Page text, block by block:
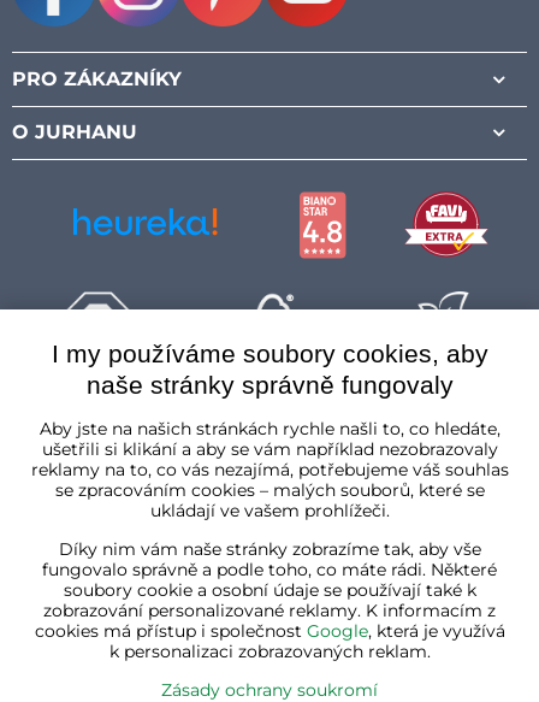
PRO ZÁKAZNÍKY
O JURHANU
I my používáme soubory cookies, aby
naše stránky správně fungovaly
Aby jste na našich stránkách rychle našli to, co hledáte,
ušetřili si klikání a aby se vám například nezobrazovaly
reklamy na to, co vás nezajímá, potřebujeme váš souhlas
se zpracováním cookies – malých souborů, které se
ukládají ve vašem prohlížeči.
Díky nim vám naše stránky zobrazíme tak, aby vše
fungovalo správně a podle toho, co máte rádi. Některé
soubory cookie a osobní údaje se používají také k
zobrazování personalizované reklamy. K informacím z
cookies má přístup i společnost Google, která je využívá
k personalizaci zobrazovaných reklam.
Zásady ochrany soukromí